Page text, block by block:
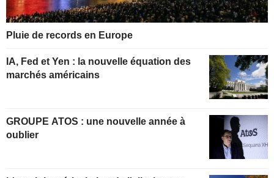
Pluie de records en Europe
IA, Fed et Yen : la nouvelle équation des
marchés américains
GROUPE ATOS : une nouvelle année à
oublier